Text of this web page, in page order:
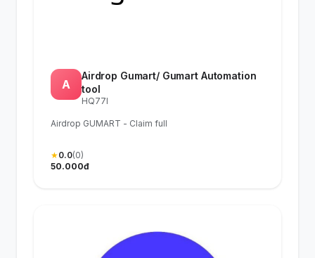
A
Airdrop Gumart/ Gumart Automation
tool
HQ77I
Airdrop GUMART - Claim full
★0.0(0)
50.000đ